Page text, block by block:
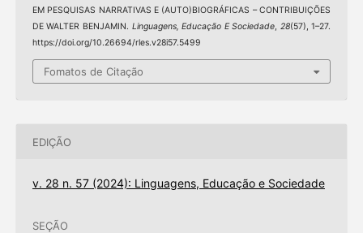
EM PESQUISAS NARRATIVAS E (AUTO)BIOGRÁFICAS – CONTRIBUIÇÕES
DE WALTER BENJAMIN. Linguagens, Educação E Sociedade 28(57), 1–27.
https://doi.org/10.26694/rles.v28i57.5499
Fomatos de Citação
EDIÇÃO
v. 28 n. 57 (2024): Linguagens, Educação e Sociedade
SEÇÃO